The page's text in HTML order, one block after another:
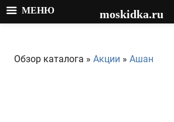
содержимому
Обзор каталога » Акции » Ашан
МЕНЮ moskidka.ru